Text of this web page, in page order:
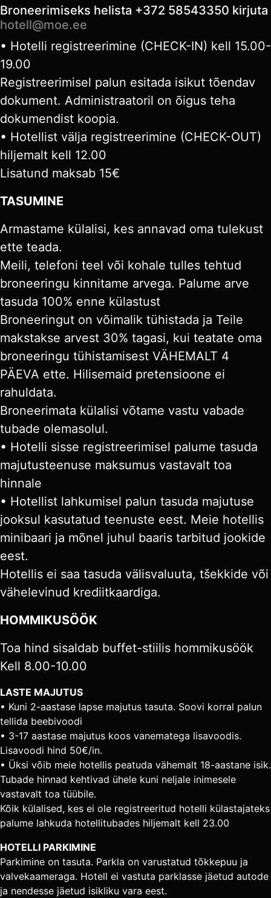
Broneerimiseks helista +372 58543350 kirjuta
hotell@moe.ee
• Hotelli registreerimine (CHECK-IN) kell 15.00-
19.00
Registreerimisel palun esitada isikut tõendav
dokument. Administraatoril on õigus teha
dokumendist koopia.
• Hotellist välja registreerimine (CHECK-OUT)
hiljemalt kell 12.00
Lisatund maksab 15€
TASUMINE
Armastame külalisi, kes annavad oma tulekust
ette teada.
Meili, telefoni teel või kohale tulles tehtud
broneeringu kinnitame arvega. Palume arve
tasuda 100% enne külastust
Broneeringut on võimalik tühistada ja Teile
makstakse arvest 30% tagasi, kui teatate oma
broneeringu tühistamisest VÄHEMALT 4
PÄEVA ette. Hilisemaid pretensioone ei
rahuldata.
Broneerimata külalisi võtame vastu vabade
tubade olemasolul.
• Hotelli sisse registreerimisel palume tasuda
majutusteenuse maksumus vastavalt toa
hinnale
• Hotellist lahkumisel palun tasuda majutuse
jooksul kasutatud teenuste eest. Meie hotellis
minibaari ja mõnel juhul baaris tarbitud jookide
eest.
Hotellis ei saa tasuda välisvaluuta, tšekkide või
vähelevinud krediitkaardiga.
HOMMIKUSÖÖK
Toa hind sisaldab buffet-stiilis hommikusöök
Kell 8.00-10.00
LASTE MAJUTUS
• Kuni 2-aastase lapse majutus tasuta. Soovi korral palun
tellida beebivoodi
• 3-17 aastase majutus koos vanematega lisavoodis.
Lisavoodi hind 50€/in.
• Üksi võib meie hotellis peatuda vähemalt 18-aastane isik.
Tubade hinnad kehtivad ühele kuni neljale inimesele
vastavalt toa tüübile.
Kõik külalised, kes ei ole registreeritud hotelli külastajateks
palume lahkuda hotellitubades hiljemalt kell 23.00
HOTELLI PARKIMINE
Parkimine on tasuta. Parkla on varustatud tõkkepuu ja
valvekaameraga. Hotell ei vastuta parklasse jäetud autode
ja nendesse jäetud isikliku vara eest.